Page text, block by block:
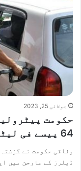
جولائی 25, 2023
64 پیسے فی لیٹر اضافے پر رضا مند
وفاقی حکومت نے
ڈیلرز کے مارجن میں ایک روپے 64